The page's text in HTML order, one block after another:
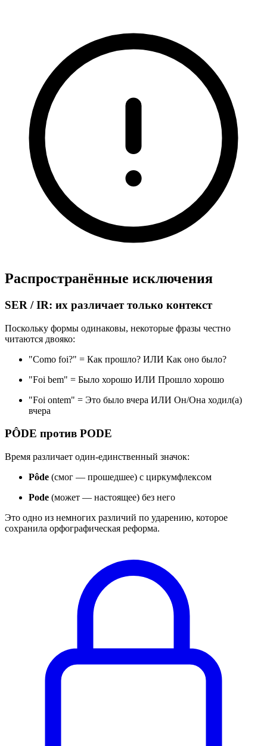
Распространённые исключения
SER / IR: их различает только контекст
Поскольку формы одинаковы, некоторые фразы честно
читаются двояко:
"Como foi?" = Как прошло? ИЛИ Как оно было?
"Foi bem" = Было хорошо ИЛИ Прошло хорошо
"Foi ontem" = Это было вчера ИЛИ Он/Она ходил(а)
вчера
PÔDE против PODE
Время различает один-единственный значок:
Pôde (смог — прошедшее) с циркумфлексом
Pode (может — настоящее) без него
Это одно из немногих различий по ударению, которое
сохранила орфографическая реформа.